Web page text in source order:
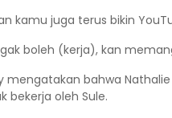
kamu juga terus bikin
boleh (kerja), kan
mengatakan bahwa
bekerja oleh Sule.